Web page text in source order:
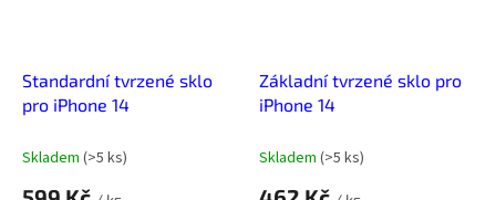
Standardní tvrzené sklo
pro iPhone 14
Skladem (>5 ks)
Základní tvrzené sklo pro
iPhone 14
Skladem (>5 ks)